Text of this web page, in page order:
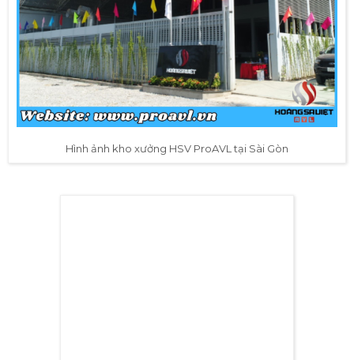
Hình ảnh kho xưởng HSV ProAVL tại Sài Gòn